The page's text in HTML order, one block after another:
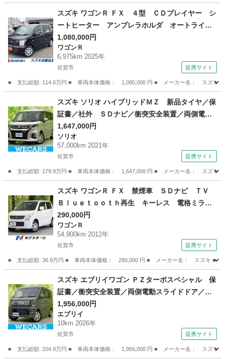
スズキ ワゴンＲ ＦＸ ４型 ＣＤプレイヤー シ
ートヒーター アンブレラホルダ オートライ
ト プッシュスタート シートヒーター オート
エアコン 衝突被害軽減システム 横滑り防止機
能 衝突安全ボディ 盗難防止システム アンブ
レラホルダー ＣＤプレイヤー （検10.9）
1,080,000円
ワゴンＲ
6,975km 2025年
佐賀市 提携サイト
■ 支払総額: 114.6万円 ■ 車両本体価格： 1,080,000 円 ■ メーカー名： スズ
ワゴンＲ
スズキ ソリオ ハイブリッドＭＺ 新品タイヤ／保
証書／社外 ＳＤナビ／衝突安全装置／両側電動
スライドドア／シートヒーター 前席／全方位モ
ニター用カメラ／車線逸脱防止支援システム／Ｕ
ＳＢジャック／Ｂｌｕｅｔｏｏｔｈ接続／ＥＴＣ
1,647,000円
ソリオ
57,000km 2021年
佐賀市 提携サイト
■ 支払総額: 179.9万円 ■ 車両本体価格： 1,647,000 円 ■ メーカー名： スズキ
ソリオ
スズキ ワゴンＲ ＦＸ 禁煙車 ＳＤナビ ＴＶ
Ｂｌｕｅｔｏｏｔｈ再生 キーレス 電格ミラ
ー ヘッドライトレベライザー サイドバイザー
（検9.6）
290,000円
ワゴンＲ
54,900km 2012年
佐賀市 提携サイト
■ 支払総額: 36.9万円 ■ 車両本体価格： 290,000 円 ■ メーカー名： スズキ
ワゴンＲ
スズキ エブリイワゴン ＰＺターボスペシャル 保
証書／衝突安全装置／両側電動スライドドア／シ
ートヒーター 運転席／オートステップ／ヘッド
ランプ ＬＥＤ／ＥＢＤ付ＡＢＳ／横滑り防止装
置／アイドリングストップ／ターボ／エアバッ
1,956,000円
エブリイ
10km 2026年
佐賀市 提携サイト
■ 支払総額: 204.9万円 ■ 車両本体価格： 1,956,000 円 ■ メーカー名： スズキ ■